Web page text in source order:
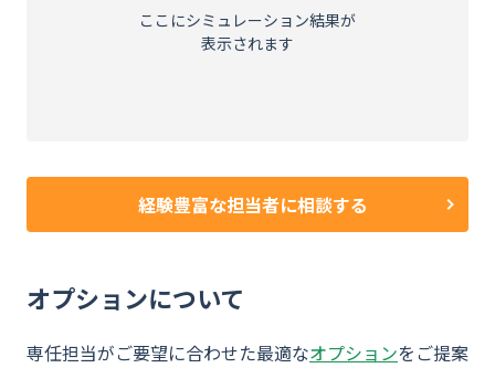
ここにシミュレーション結果が
表示されます
経験豊富な担当者に相談する
オプションについて
専任担当がご要望に合わせた最適なオプションをご提案